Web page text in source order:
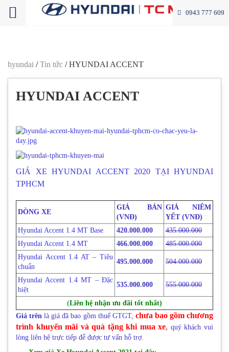
0943 777 609
hyundai /Tin tức /HYUNDAI ACCENT
HYUNDAI ACCENT
GIÁ XE HYUNDAI ACCENT 2020 TẠI HYUNDAI
TPHCM
DÒNG XE
GIÁ BÁN
(VNĐ)
GIÁ NIÊM
YẾT (VNĐ)
Hyundai Accent 1.4 MT Base
420.000.000
435.000.000
Hyundai Accent 1.4 MT
466.000.000
485.000.000
Hyundai Accent 1.4 AT – Tiêu
chuẩn
495.000.000 504.000.000
Hyundai Accent 1.4 MT – Đặc
biệt
535.000.000 555.000.000
(Liên hệ nhận ưu đãi tốt nhất)
Giá trênlà giá đã bao gồm thuế GTGT, chưa bao gồm chương
trình khuyến mãi và quà tặng khi mua xe, quý khách vui
lòng liên hệ trực tiếp để được tư vấn hỗ trợ.